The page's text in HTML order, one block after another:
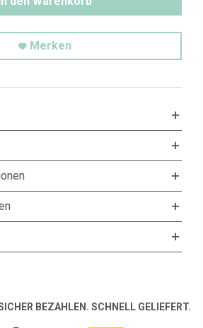
Merken
BEZAHLEN. SCHNELL GELIEFERT.